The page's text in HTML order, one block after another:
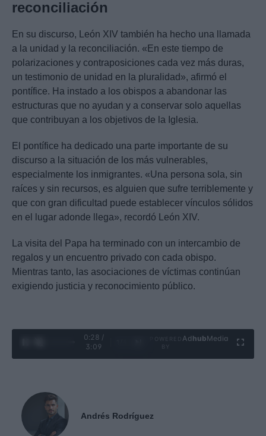
reconciliación
En su discurso, León XIV también ha hecho una llamada
a la unidad y la reconciliación. «En este tiempo de
polarizaciones y contraposiciones cada vez más duras,
un testimonio de unidad en la pluralidad», afirmó el
pontífice. Ha instado a los obispos a abandonar las
estructuras que no ayudan y a conservar solo aquellas
que contribuyan a los objetivos de la Iglesia.
El pontífice ha dedicado una parte importante de su
discurso a la situación de los más vulnerables,
especialmente los inmigrantes. «Una persona sola, sin
raíces y sin recursos, es alguien que sufre terriblemente y
que con gran dificultad puede establecer vínculos sólidos
en el lugar adonde llega», recordó León XIV.
La visita del Papa ha terminado con un intercambio de
regalos y un encuentro privado con cada obispo.
Mientras tanto, las asociaciones de víctimas continúan
exigiendo justicia y reconocimiento público.
0:29 /
3:09
Ad hubMedia
Andrés Rodríguez